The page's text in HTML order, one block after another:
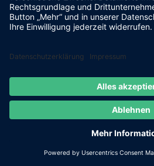
August 2017
Juli 2017
Juni 2017
Mai 2017
April 2017
Februar 2017